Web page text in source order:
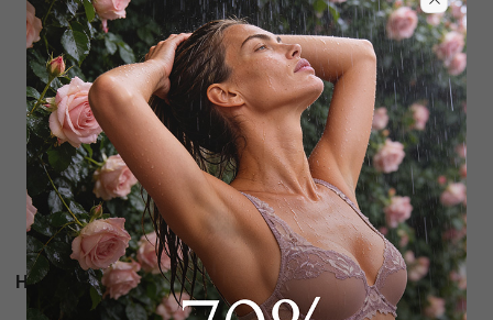
NOTSHY
Брюки
14 400₽ 29 000
Новости и акции